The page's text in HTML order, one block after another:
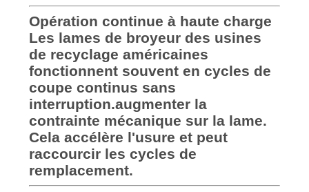
Opération continue à haute charge
Les lames de broyeur des usines
de recyclage américaines
fonctionnent souvent en cycles de
coupe continus sans
interruption.augmenter la
contrainte mécanique sur la lame.
Cela accélère l'usure et peut
raccourcir les cycles de
remplacement.